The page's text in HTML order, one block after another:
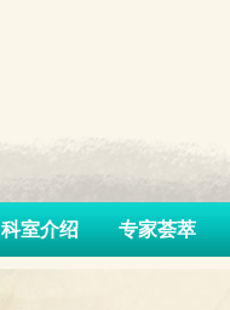
科室介绍 专家荟萃